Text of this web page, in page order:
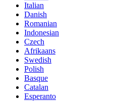
Italian
Danish
Romanian
Indonesian
Czech
Afrikaans
Swedish
Polish
Basque
Catalan
Esperanto